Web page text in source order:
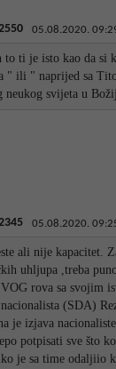
05.08.2020.
to ti je isto kao da si
" ili " naprijed sa
neukog svijeta u
05.08.2020.
ali nije kapacitet.
uhljupa ,treba
rova sa svojim
(SDA)
je izjava
potpisati sve što
je sa time odaljiio